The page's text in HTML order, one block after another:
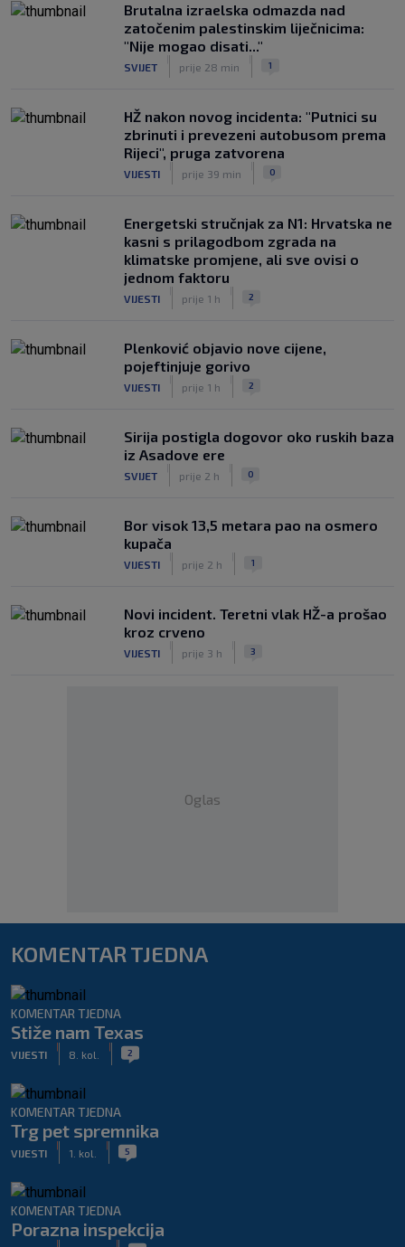
Brutalna izraelska odmazda nad
zatočenim palestinskim liječnicima:
"Nije mogao disati..."
SVIJET prije 28 min 1
HŽ nakon novog incidenta: "Putnici su
zbrinuti i prevezeni autobusom prema
Rijeci", pruga zatvorena
VIJESTI prije 39 min 0
Energetski stručnjak za N1: Hrvatska ne
kasni s prilagodbom zgrada na
klimatske promjene, ali sve ovisi o
jednom faktoru
VIJESTI prije 1 h 2
Plenković objavio nove cijene,
pojeftinjuje gorivo
VIJESTI prije 1 h 2
Sirija postigla dogovor oko ruskih baza
iz Asadove ere
SVIJET prije 2 h 0
Bor visok 13,5 metara pao na osmero
kupača
VIJESTI prije 2 h 1
Novi incident. Teretni vlak HŽ-a prošao
kroz crveno
VIJESTI prije 3 h 3
Oglas
KOMENTAR TJEDNA
KOMENTAR TJEDNA
Stiže nam Texas
VIJESTI 8. kol. 2
KOMENTAR TJEDNA
Trg pet spremnika
VIJESTI 1. kol. 5
KOMENTAR TJEDNA
Porazna inspekcija